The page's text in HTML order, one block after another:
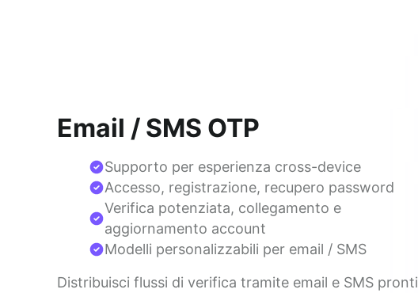
Email / SMS OTP
Distribuisci flussi di verifica tramite email e SMS pronti
Supporto per esperienza cross-device
Accesso, registrazione, recupero password
Verifica potenziata, collegamento e
aggiornamento account
Modelli personalizzabili per email / SMS